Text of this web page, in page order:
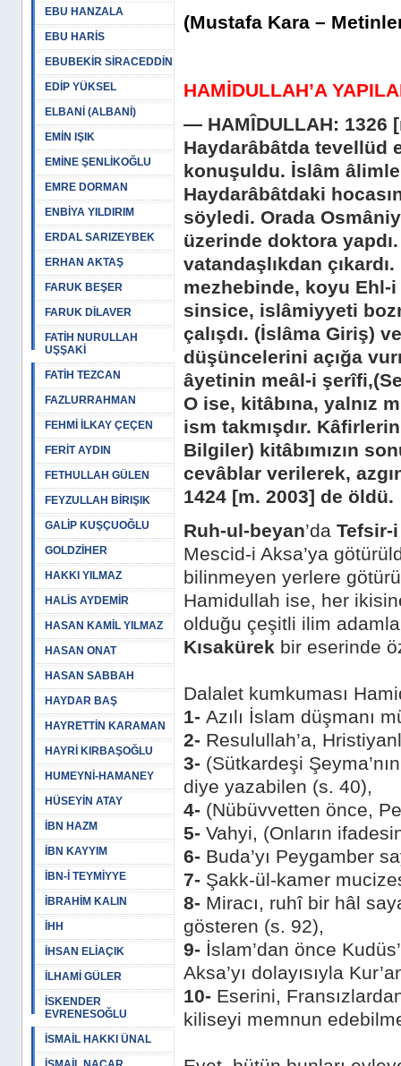
EBU HANZALA
EBU HARİS
EBUBEKİR SİRACEDDİN
EDİP YÜKSEL
ELBANİ (ALBANİ)
EMİN IŞIK
EMİNE ŞENLİKOĞLU
EMRE DORMAN
ENBİYA YILDIRIM
ERDAL SARIZEYBEK
ERHAN AKTAŞ
FARUK BEŞER
FARUK DİLAVER
FATİH NURULLAH
UŞŞAKİ
FATİH TEZCAN
FAZLURRAHMAN
FEHMİ İLKAY ÇEÇEN
FERİT AYDIN
FETHULLAH GÜLEN
FEYZULLAH BİRIŞIK
GALİP KUŞÇUOĞLU
GOLDZİHER
HAKKI YILMAZ
HALİS AYDEMİR
HASAN KAMİL YILMAZ
HASAN ONAT
HASAN SABBAH
HAYDAR BAŞ
HAYRETTİN KARAMAN
HAYRİ KIRBAŞOĞLU
HUMEYNİ-HAMANEY
HÜSEYİN ATAY
İBN HAZM
İBN KAYYIM
İBN-İ TEYMİYYE
İBRAHİM KALIN
İHH
İHSAN ELİAÇIK
İLHAMİ GÜLER
İSKENDER
EVRENESOĞLU
İSMAİL HAKKI ÜNAL
(Mustafa Kara –
HAMİDULLAH’A
— HAMÎDULLAH: 1326
Hay­darâbâtda tevellüd
konuşuldu. İslâm
Haydarâbâtdaki
söyledi. Orada
üzerinde doktora
vatandaşlıkdan
mezhe­binde, koyu Ehl-
sinsice, islâmiyyeti
çalışdı. (İslâma Giriş)
düşüncelerini açığa
âyetinin meâl-i şerîfi,
O ise, kitâbına, yalnız
ism takmışdır.
Bilgiler) kitâbımızın
cevâblar verilerek,
1424 [m. 2003] de öldü.
Ruh-ul-beyan’da Tefsir-
Mescid-i Aksa’ya
bilinmeyen yerlere
Hamidullah ise, her
olduğu çeşitli ilim
Kısakürek bir eserinde
Dalalet kumkuması
1- Azılı İslam düşmanı
2- Resulullah’a,
3- (Sütkardeşi
diye yazabilen (s. 40),
4- (Nübüvvetten önce,
5- Vahyi, (Onların
6- Buda’yı Peygamber
7- Şakk-ül-kamer
8- Miracı, ruhî bir hâl
gösteren (s. 92),
9- İslam’dan önce
Aksa’yı dolayısıyla
10- Eserini,
kiliseyi memnun